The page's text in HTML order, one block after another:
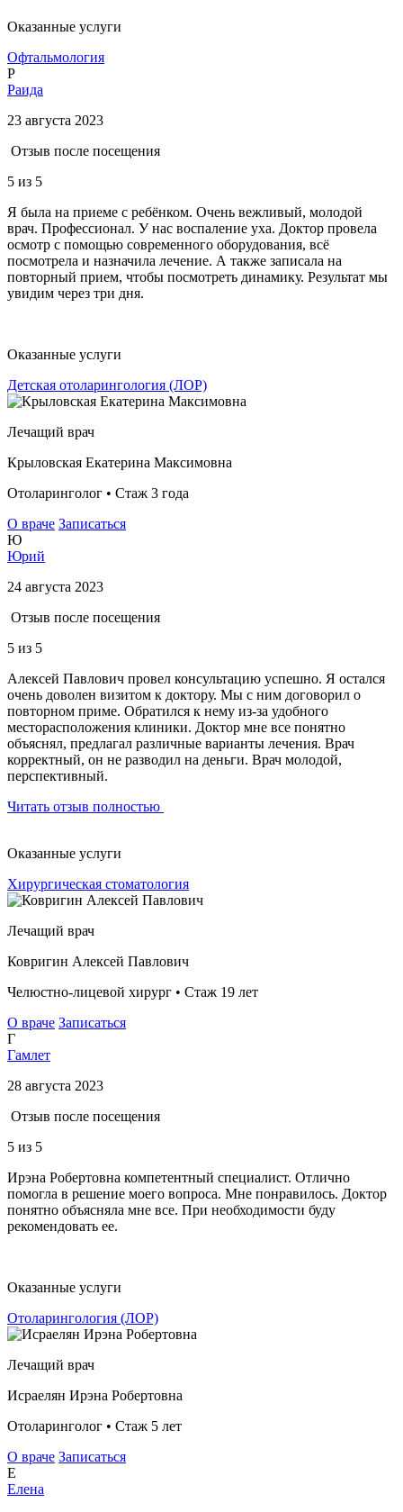
Оказанные услуги
Офтальмология
Р
Раида
23 августа 2023
Отзыв после посещения
5 из 5
Я была на приеме с ребёнком. Очень вежливый, молодой
врач. Профессионал. У нас воспаление уха. Доктор провела
осмотр с помощью современного оборудования, всё
посмотрела и назначила лечение. А также записала на
повторный прием, чтобы посмотреть динамику. Результат мы
увидим через три дня.
Оказанные услуги
Детская отоларингология (ЛОР)
Лечащий врач
Крыловская Екатерина Максимовна
Отоларинголог • Стаж 3 года
О враче Записаться
Ю
Юрий
24 августа 2023
Отзыв после посещения
5 из 5
Алексей Павлович провел консультацию успешно. Я остался
очень доволен визитом к доктору. Мы с ним договорил о
повторном приме. Обратился к нему из-за удобного
месторасположения клиники. Доктор мне все понятно
объяснял, предлагал различные варианты лечения. Врач
корректный, он не разводил на деньги. Врач молодой,
перспективный.
Читать отзыв полностью
Оказанные услуги
Хирургическая стоматология
Лечащий врач
Ковригин Алексей Павлович
Челюстно-лицевой хирург • Стаж 19 лет
О враче Записаться
Г
Гамлет
28 августа 2023
Отзыв после посещения
5 из 5
Ирэна Робертовна компетентный специалист. Отлично
помогла в решение моего вопроса. Мне понравилось. Доктор
понятно объясняла мне все. При необходимости буду
рекомендовать ее.
Оказанные услуги
Отоларингология (ЛОР)
Лечащий врач
Исраелян Ирэна Робертовна
Отоларинголог • Стаж 5 лет
О враче Записаться
Е
Елена